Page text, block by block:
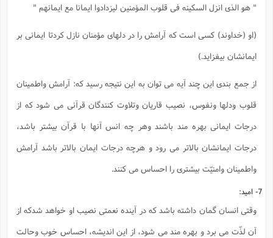
" هو الذی انزل السکینه فی قلوب المؤمنین لیزدادوا ایمانا مع ایمانهم "
(او (خداوند) کسی است که آرامش را در دلهای مؤمنان نازل کردتا ایمانی بر
ایمانشان بیفزاید.)
از جمع بندی این چند آیه می توان به این نتیجه رسید که: آرامش واطمینان
قلوب ودلها ونفوس، نصیب قاریان وتلاوت کنندگان قرآنی می شود که از
درجات ایمانی بهره مند باشند وهر چه انس آنها با قرآن بیشتر باشد،
درجات ایمانشان بالاتر می رود و هرچه درجات ایمان بالاتر باشد آرامش
واطمینان وامنیّت بیشتری را احساس می کنند.
7- امید:
وقتی انسان گمان داشته باشد که در آینده نعمتی نصیب او خواهد شدکه از
آن لذّت می برد و بهره مند می شود، از این اندیشه، احساس خوب وحالت